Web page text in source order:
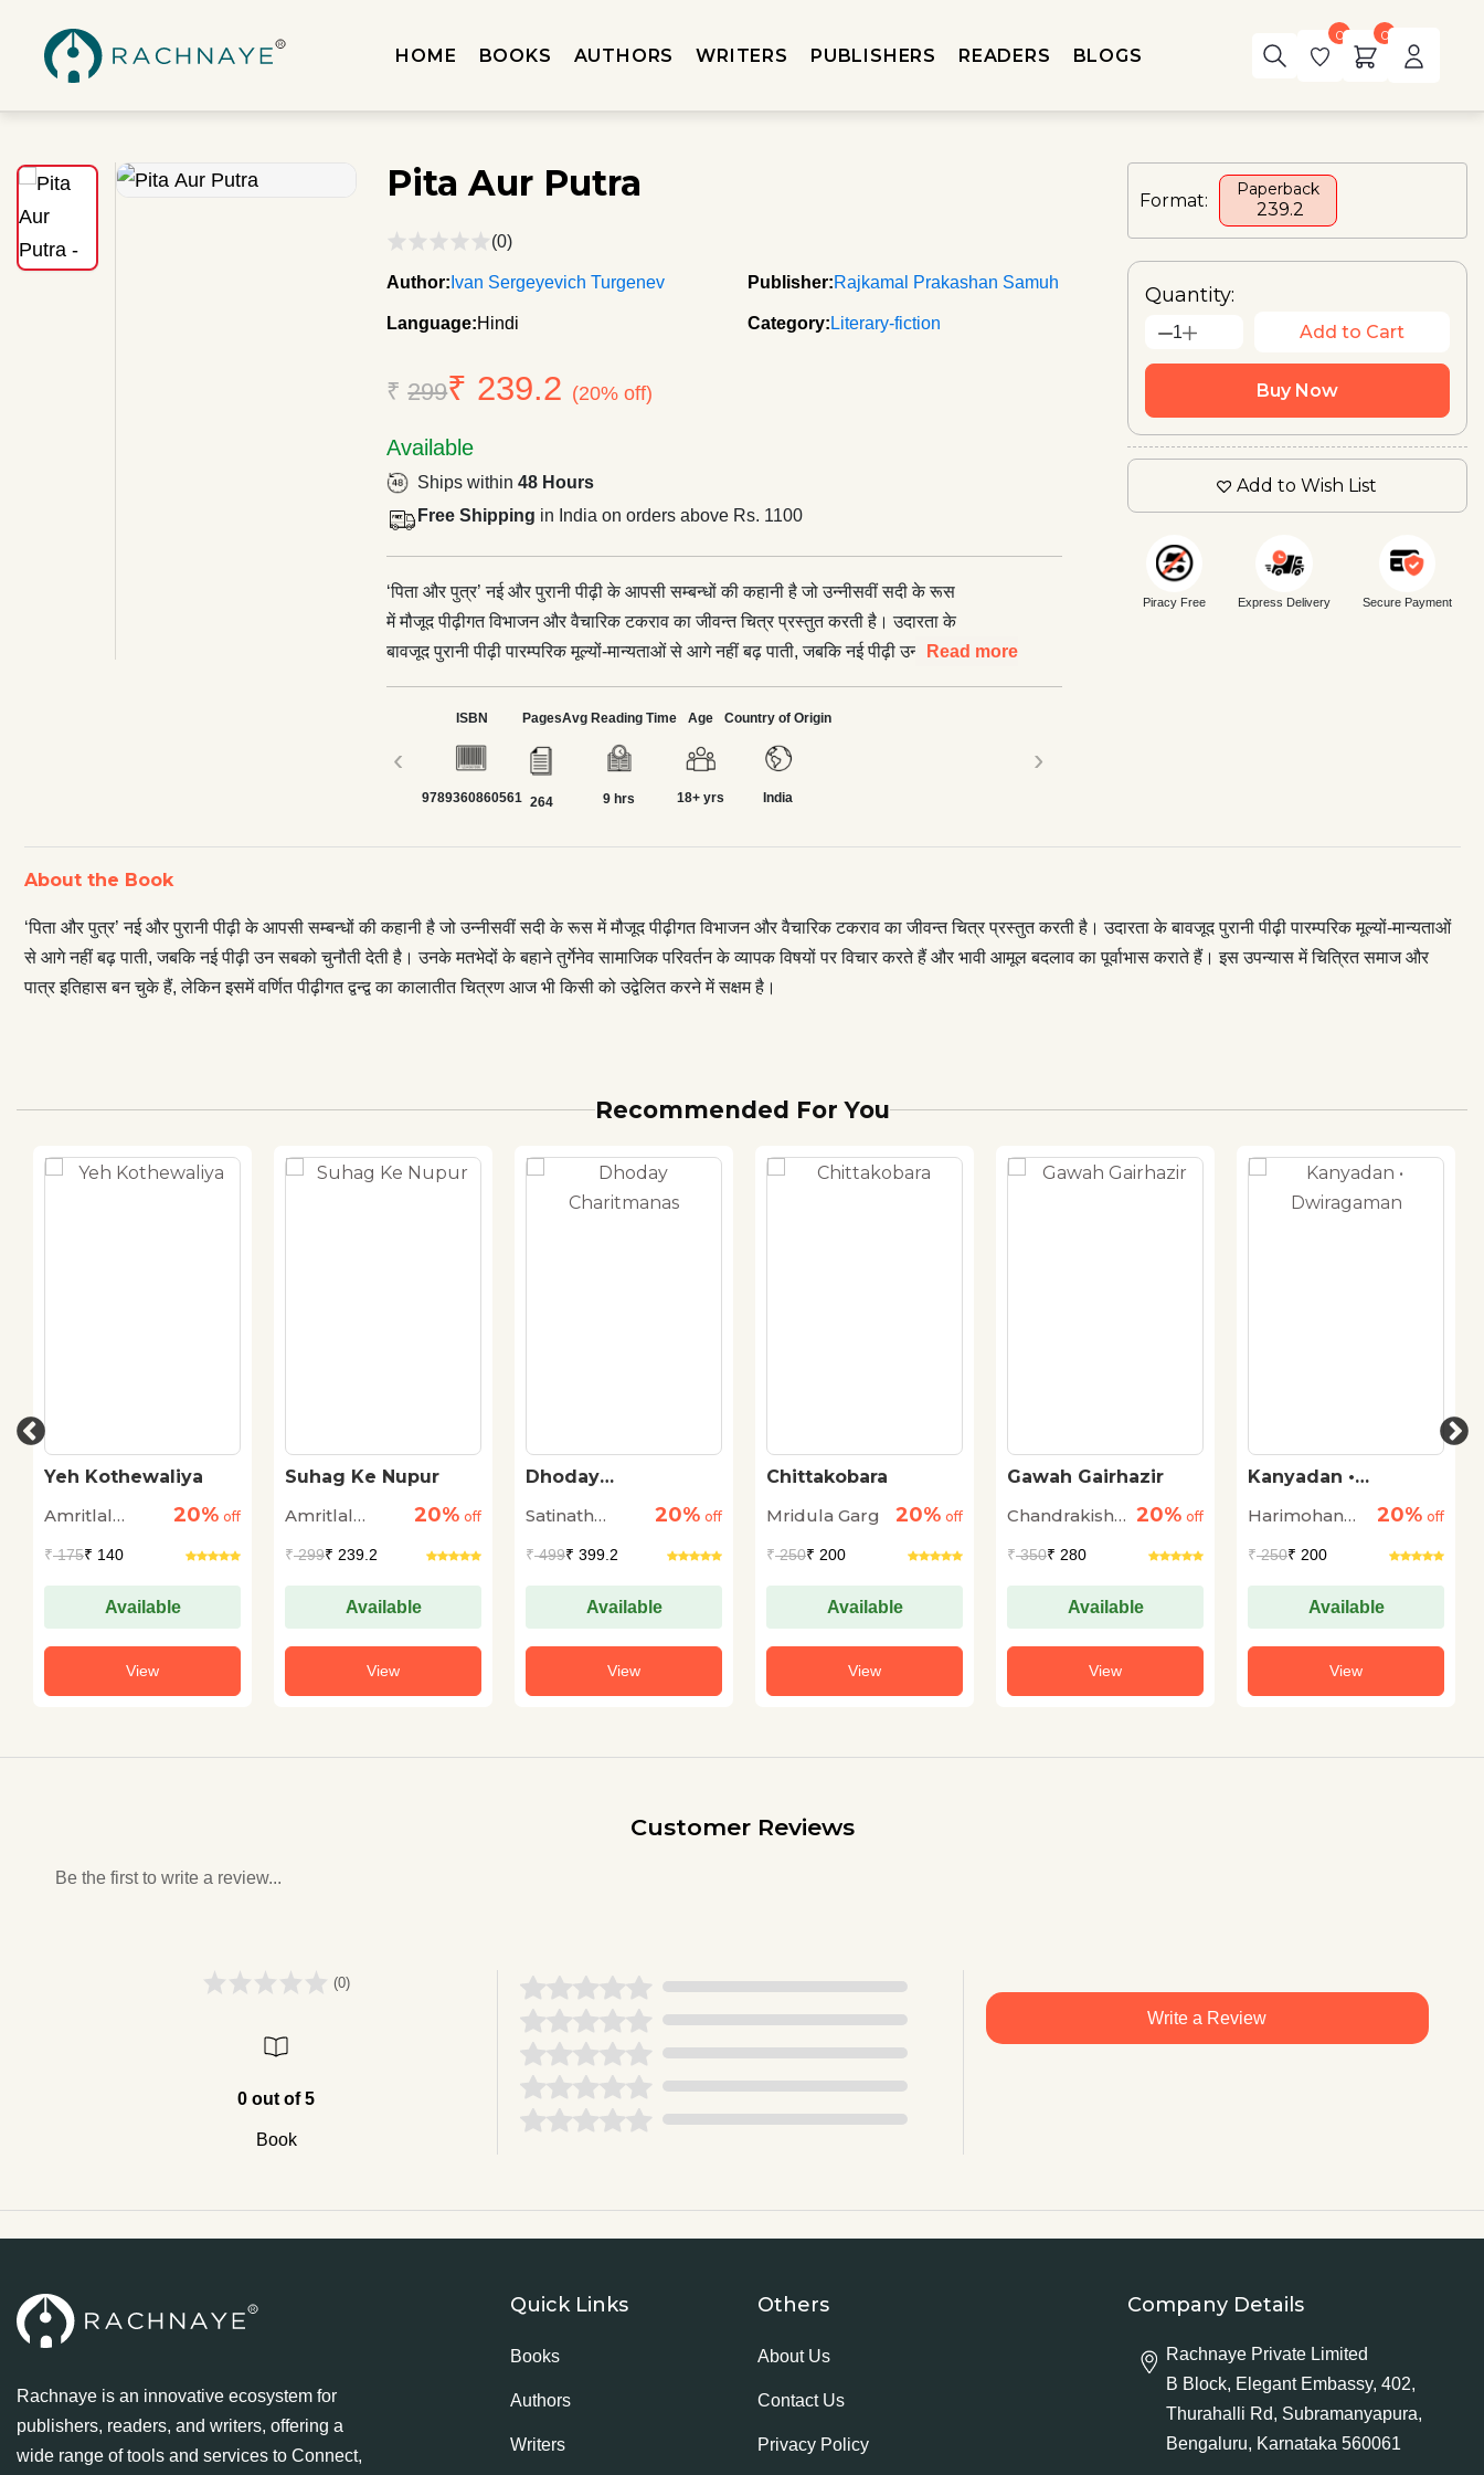
HOME BOOKS AUTHORS WRITERS PUBLISHERS READERS BLOGS
0 0
Pita Aur Putra
(0)
Author: Ivan Sergeyevich Turgenev Publisher:Rajkamal Prakashan Samuh
Language:Hindi Category: Literary-fiction
₹299₹ 239.2 (20% off)
Available
Ships within48 Hours
Free Shipping in India on orders above Rs. 1100
‘पिता और पुत्र’ नई और पुरानी पीढ़ी के आपसी सम्बन्धों की कहानी है जो उन्नीसवीं सदी के रूस
में मौजूद पीढ़ीगत विभाजन और वैचारिक टकराव का जीवन्त चित्र प्रस्तुत करती है। उदारता के
बावजूद पुरानी पीढ़ी पारम्परिक मूल्यों-मान्यताओं से आगे नहीं बढ़ पाती, जबकि नई पीढ़ी उन
विचार करते हैं और भावी आमूल बदलाव का पूर्वाभास कराते हैं। इस उपन्यास में चित्रित समाज
और पात्र इतिहास बन चुके हैं, लेकिन इसमें वर्णित पीढ़ीगत द्वन्द्व का कालातीत चित्रण आज भी
किसी को उद्वेलित करने में सक्षम है।
Read more
‹
ISBN
9789360860561
Pages
264
Avg Reading Time
9 hrs
Age
18+ yrs
Country of Origin
India
›
Format:
Paperback
₹ 239.2
Quantity:
1 Add to Cart
Buy Now
Add to Wish List
Piracy Free Express Delivery Secure Payment
About the Book
‘पिता और पुत्र’ नई और पुरानी पीढ़ी के आपसी सम्बन्धों की कहानी है जो उन्नीसवीं सदी के रूस में मौजूद पीढ़ीगत विभाजन और वैचारिक टकराव का जीवन्त चित्र प्रस्तुत करती है। उदारता के बावजूद पुरानी पीढ़ी पारम्परिक मूल्यों-मान्यताओं
से आगे नहीं बढ़ पाती, जबकि नई पीढ़ी उन सबको चुनौती देती है। उनके मतभेदों के बहाने तुर्गेनेव सामाजिक परिवर्तन के व्यापक विषयों पर विचार करते हैं और भावी आमूल बदलाव का पूर्वाभास कराते हैं। इस उपन्यास में चित्रित समाज और
पात्र इतिहास बन चुके हैं, लेकिन इसमें वर्णित पीढ़ीगत द्वन्द्व का कालातीत चित्रण आज भी किसी को उद्वेलित करने में सक्षम है।
Recommended For You
Yeh Kothewaliya
Amritlal
20% off
₹175₹ 140
Available
View
Suhag Ke Nupur
Amritlal
20% off
₹299₹ 239.2
Available
View
Dhoday
Satinath
20% off
₹499₹ 399.2
Available
View
Chittakobara
Mridula Garg
20% off
₹250₹ 200
Available
View
Gawah Gairhazir
Chandrakishore20% off
₹350₹ 280
Available
View
Kanyadan •
Harimohan
20% off
₹250₹ 200
Available
View
Customer Reviews
Be the first to write a review...
(0)
0 out of 5
Book
Write a Review
Rachnaye is an innovative ecosystem for
publishers, readers, and writers, offering a
wide range of tools and services to Connect,
Quick Links
Books
Authors
Writers
Others
About Us
Contact Us
Privacy Policy
Company Details
Rachnaye Private Limited
B Block, Elegant Embassy, 402,
Thurahalli Rd, Subramanyapura,
Bengaluru, Karnataka 560061